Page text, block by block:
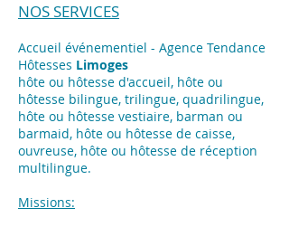
NOS SERVICES
Accueil événementiel - Agence Tendance
Hôtesses Limoges
hôte ou hôtesse d'accueil, hôte ou
hôtesse bilingue, trilingue, quadrilingue,
hôte ou hôtesse vestiaire, barman ou
barmaid, hôte ou hôtesse de caisse,
ouvreuse, hôte ou hôtesse de réception
multilingue.
Missions: